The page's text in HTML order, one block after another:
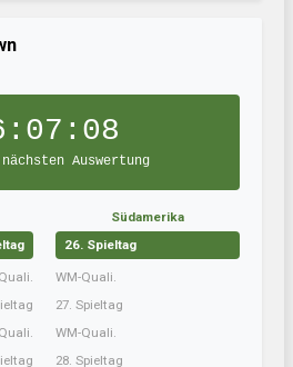
Auswertung
Südamerika
26. Spieltag
WM-Quali.
27. Spieltag
WM-Quali.
28. Spieltag